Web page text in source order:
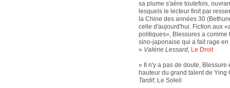
sa plume s'aère toutefois,
lesquels le lecteur finit par
la Chine des années 30
celle d'aujourd'hui. Fiction aux
politiques», Blessures a comme
sino-japonaise qui a fait rage
» Valérie Lessard Le Droit
« Il n'y a pas de doute, Blessure
hauteur du grand talent de Ying
Tardif, Le Soleil